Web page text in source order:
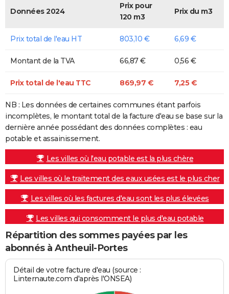
Données 2024
Prix pour
120 m3
Prix du m3
Prix total de l'eau HT 803,10 € 6,69 €
Montant de la TVA 66,87 € 0,56 €
Prix total de l'eau TTC 869,97 € 7,25 €
NB : Les données de certaines communes étant parfois
incomplètes, le montant total de la facture d'eau se base sur la
dernière année possédant des données complètes : eau
potable et assainissement.
Les villes où l'eau potable est la plus chère
Les villes où le traitement des eaux usées est le plus cher
Les villes où les factures d'eau sont les plus élevées
Les villes qui consomment le plus d'eau potable
Répartition des sommes payées par les
abonnés à Antheuil-Portes
Détail de votre facture d'eau (source :
Linternaute.com d'après l'ONSEA)